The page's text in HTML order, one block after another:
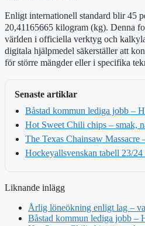
Enligt internationell standard blir 45
20,41165665 kilogram (kg). Denna
världen i officiella verktyg och
digitala hjälpmedel säkerställer att
för större mängder eller i specifika
Senaste artiklar
Båstad kommun lediga jobb –
Hot Sweet Chili chips – smak,
The Texas Chainsaw
Hockeyallsvenskan tabell 23/
Liknande inlägg
Årlig löneökning enligt lag –
Båstad kommun lediga jobb –